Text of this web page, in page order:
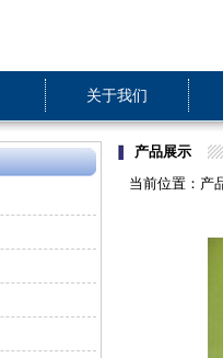
关于我们
产品展示
当前位置：产